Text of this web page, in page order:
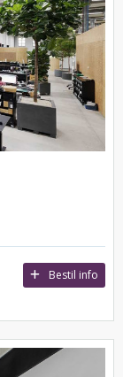
Bestil info